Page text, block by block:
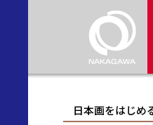
日本画をはじめ